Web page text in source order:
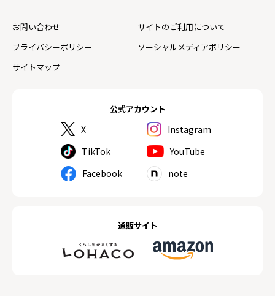
公式アカウント
X
Instagram
TikTok
YouTube
Facebook
note
通販サイト
お問い合わせ
サイトのご利用について
プライバシーポリシー
ソーシャルメディアポリシー
サイトマップ